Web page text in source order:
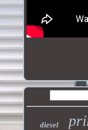
diesel